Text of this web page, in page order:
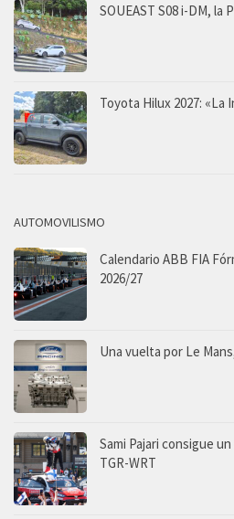
SOUEAST S08 i-DM, la
Toyota Hilux 2027:
AUTOMOVILISMO
Calendario ABB FIA
2026/27
Una vuelta por Le
Sami Pajari consigue
TGR-WRT